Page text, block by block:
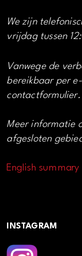
We zijn
vrijdag tussen
Vanwege de
bereikbaar per
contactformulier.
Meer informatie
afgesloten
English summary
INSTAGRAM